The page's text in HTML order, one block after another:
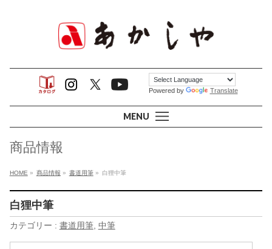
MENU
Powered by Translate
商品情報
HOME » 商品情報 » 書道用筆» 白狸中筆
白狸中筆
カテゴリー : 書道用筆, 中筆